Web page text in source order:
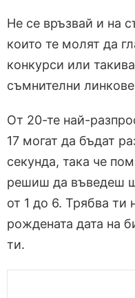
Не се връзвай и на
които те молят да
конкурси или
съмнителни
От 20-те най-
17 могат да бъдат
секунда, така че
решиш да въведеш
от 1 до 6. Трябва ти
рождената дата на
ти.